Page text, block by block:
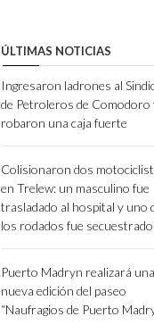
ÚLTIMAS NOTICIAS
Ingresaron ladrones al
de Petroleros de Comodoro
robaron una caja fuerte
Colisionaron dos
en Trelew: un masculino fue
trasladado al hospital y uno
los rodados fue secuestrado
Puerto Madryn realizará una
nueva edición del paseo
“Naufragios de Puerto